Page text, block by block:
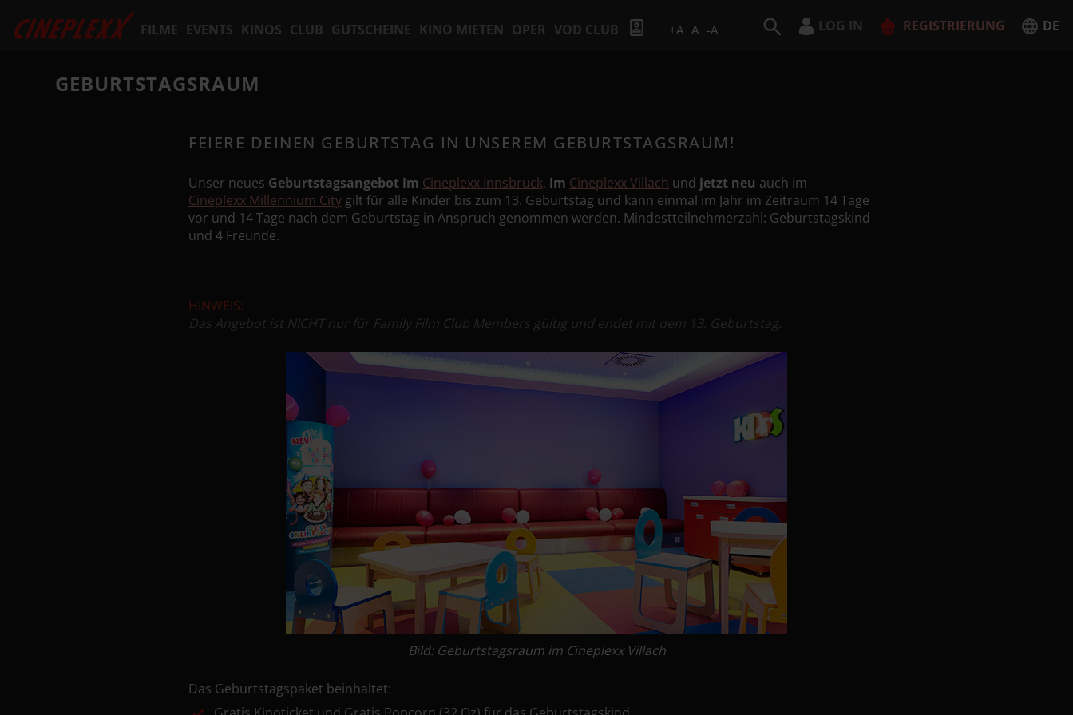
FILME EVENTS KINOS CLUB GUTSCHEINE KINO MIETEN OPER VOD CLUB +A A -A LOG IN REGISTRIERUNG DE
GEBURTSTAGSRAUM
FEIERE DEINEN GEBURTSTAG IN UNSEREM GEBURTSTAGSRAUM!
Unser neues Geburtstagsangebot im Cineplexx Innsbruck, im Cineplexx Villach und jetzt neu auch im
Cineplexx Millennium City gilt für alle Kinder bis zum 13. Geburtstag und kann einmal im Jahr im Zeitraum 14 Tage
vor und 14 Tage nach dem Geburtstag in Anspruch genommen werden. Mindestteilnehmerzahl: Geburtstagskind
und 4 Freunde.
HINWEIS:
Das Angebot ist NICHT nur für Family Film Club Members gültig und endet mit dem 13. Geburtstag.
Bild: Geburtstagsraum im Cineplexx Villach
Das Geburtstagspaket beinhaltet: